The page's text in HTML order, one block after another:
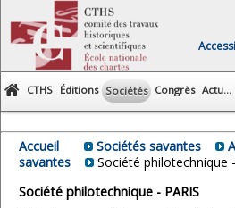
CTHS Éditions Sociétés Congrès Actu...
Accueil Sociétés savantes
savantes
Société philotechnique
Société philotechnique - PARIS